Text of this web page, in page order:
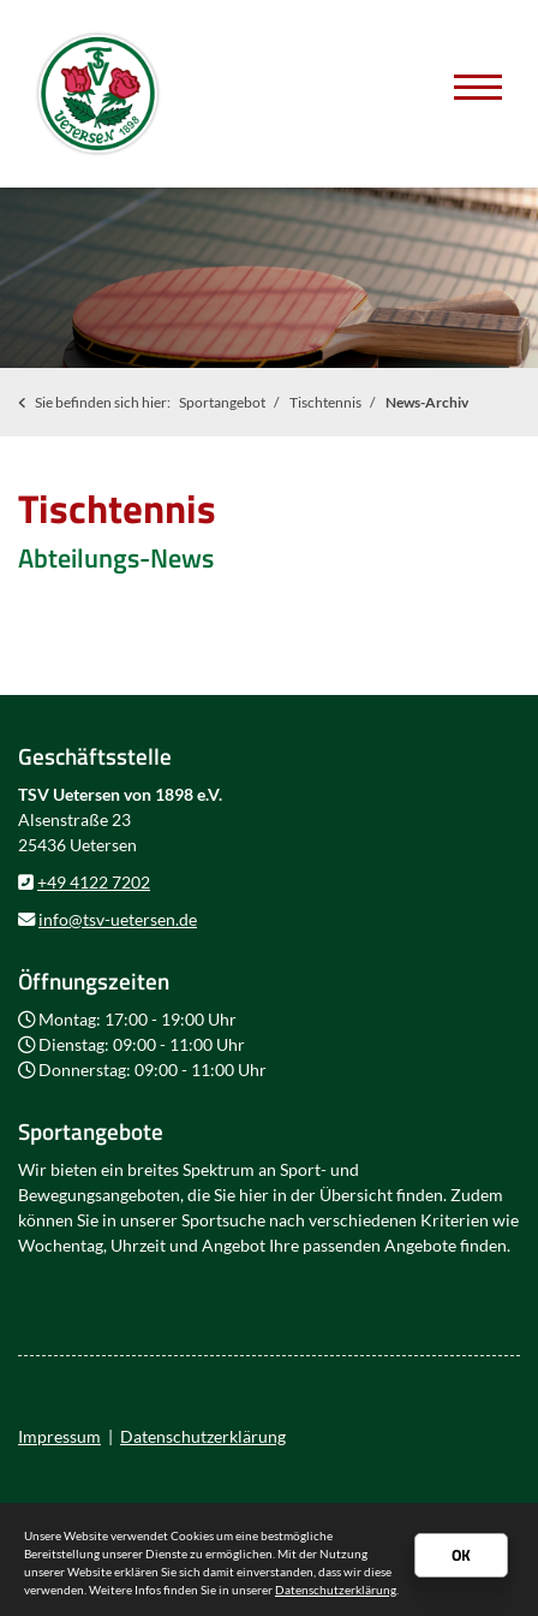
Sie befinden sich hier: Sportangebot Tischtennis News-Archiv
Tischtennis
Abteilungs-News
Geschäftsstelle
TSV Uetersen von 1898 e.V.
Alsenstraße 23
25436 Uetersen
+49 4122 7202
info@tsv-uetersen.de
Öffnungszeiten
Montag: 17:00 - 19:00 Uhr
Dienstag: 09:00 - 11:00 Uhr
Donnerstag: 09:00 - 11:00 Uhr
Sportangebote
Wir bieten ein breites Spektrum an Sport- und
Bewegungsangeboten, die Sie hier in der Übersicht finden. Zudem
können Sie in unserer Sportsuche nach verschiedenen Kriterien wie
Wochentag, Uhrzeit und Angebot Ihre passenden Angebote finden.
Impressum | Datenschutzerklärung
© 2026 - TSV Uetersen von 1898 e.V.
OK
Unsere Website verwendet Cookies um eine bestmögliche
Bereitstellung unserer Dienste zu ermöglichen. Mit der Nutzung
unserer Website erklären Sie sich damit einverstanden, dass wir diese
verwenden. Weitere Infos finden Sie in unsererDatenschutzerklärung